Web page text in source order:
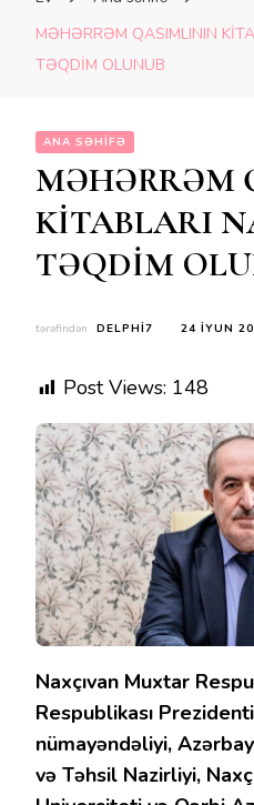
MƏHƏRRƏM QASIMLININ
TƏQDİM OLUNUB
ANA SƏHIFƏ
MƏHƏRRƏM
KİTABLARI
TƏQDİM
tərəfindən DELPHI7 24 İYUN
Post Views: 148
Naxçıvan Muxtar
Respublikası
nümayəndəliyi,
və Təhsil Nazirliyi,